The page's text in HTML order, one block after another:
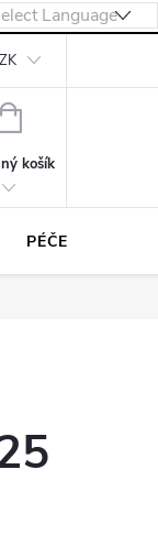
NÁKUPNÍ
košík
PÉČE O OBUV